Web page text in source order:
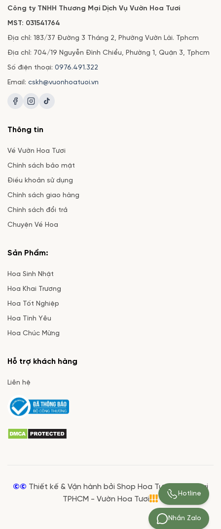
Công ty TNHH Thương Mại Dịch Vụ Vườn Hoa Tươi
MST: 031541764
Địa chỉ: 183/37 Đường 3 Tháng 2, Phường Vườn Lài. Tphcm
Địa chỉ: 704/19 Nguyễn Đình Chiểu, Phường 1, Quận 3, Tphcm
Số điện thoại: 0976.491.322
Email: cskh@vuonhoatuoi.vn
Thông tin
Về Vườn Hoa Tươi
Chính sách bảo mật
Điều khoản sử dụng
Chính sách giao hàng
Chính sách đổi trả
Chuyện Về Hoa
Sản Phẩm:
Hoa Sinh Nhật
Hoa Khai Trương
Hoa Tốt Nghiệp
Hoa Tình Yêu
Hoa Chúc Mừng
Hỗ trợ khách hàng
Liên hệ
©© Thiết kế & Vận hành bởi Shop Hoa Tươi Giá Rẻ tại
TPHCM - Vườn Hoa Tươi
Nhắn Zalo
Hotline